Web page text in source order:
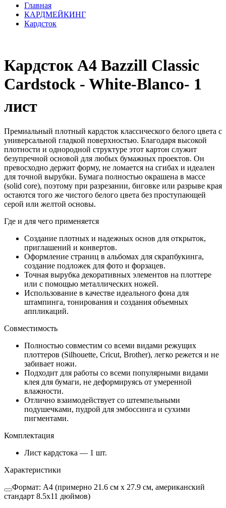
Главная
КАРДМЕЙКИНГ
Кардсток
Кардсток А4 Bazzill Classic
Cardstock - White-Blanco- 1
лист
Премиальный плотный кардсток классического белого цвета с
универсальной гладкой поверхностью. Благодаря высокой
плотности и однородной структуре этот картон служит
безупречной основой для любых бумажных проектов. Он
превосходно держит форму, не ломается на сгибах и идеален
для точной вырубки. Бумага полностью окрашена в массе
(solid core), поэтому при разрезании, биговке или разрыве края
остаются того же чистого белого цвета без проступающей
серой или желтой основы.
Где и для чего применяется
Создание плотных и надежных основ для открыток,
приглашений и конвертов.
Оформление страниц в альбомах для скрапбукинга,
создание подложек для фото и форзацев.
Точная вырубка декоративных элементов на плоттере
или с помощью металлических ножей.
Использование в качестве идеального фона для
штампинга, тонирования и создания объемных
аппликаций.
Совместимость
Полностью совместим со всеми видами режущих
плоттеров (Silhouette, Cricut, Brother), легко режется и не
забивает ножи.
Подходит для работы со всеми популярными видами
клея для бумаги, не деформируясь от умеренной
влажности.
Отлично взаимодействует со штемпельными
подушечками, пудрой для эмбоссинга и сухими
пигментами.
Комплектация
Лист кардстока — 1 шт.
Характеристики
Формат: А4 (примерно 21.6 см х 27.9 см, американский
стандарт 8.5х11 дюймов)